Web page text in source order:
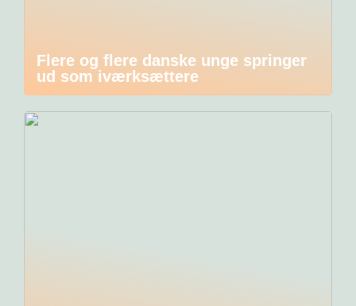
Flere og flere danske unge springer
ud som iværksættere